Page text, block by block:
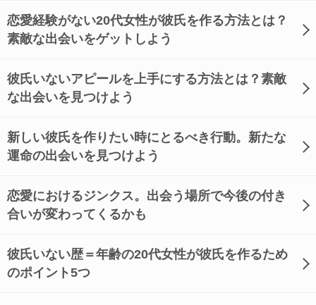
恋愛経験がない20代女性が彼氏を作る方法とは？
素敵な出会いをゲットしよう
彼氏いないアピールを上手にする方法とは？素敵
な出会いを見つけよう
新しい彼氏を作りたい時にとるべき行動。新たな
運命の出会いを見つけよう
恋愛におけるジンクス。出会う場所で今後の付き
合いが変わってくるかも
彼氏いない歴＝年齢の20代女性が彼氏を作るため
のポイント5つ